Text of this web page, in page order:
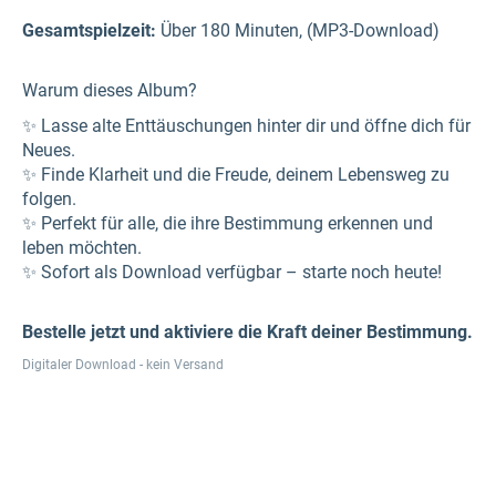
Gesamtspielzeit: Über 180 Minuten, (MP3-Download)
Warum dieses Album?
✨ Lasse alte Enttäuschungen hinter dir und öffne dich für
Neues.
✨ Finde Klarheit und die Freude, deinem Lebensweg zu
folgen.
✨ Perfekt für alle, die ihre Bestimmung erkennen und
leben möchten.
✨ Sofort als Download verfügbar – starte noch heute!
Bestelle jetzt und aktiviere die Kraft deiner Bestimmung.
Digitaler Download - kein Versand